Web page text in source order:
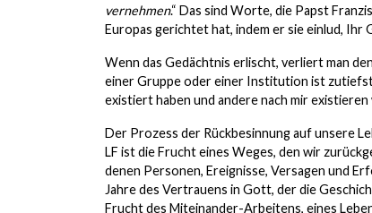
vernehmen.“ Das sind Worte, die Papst
Europas gerichtet hat, indem er sie einlud, Ihr
Wenn das Gedächtnis erlischt, verliert man
einer Gruppe oder einer Institution ist zutiefst
existiert haben und andere nach mir existieren
Der Prozess der Rückbesinnung auf unsere
LF ist die Frucht eines Weges, den wir
denen Personen, Ereignisse, Versagen und
Jahre des Vertrauens in Gott, der die
Frucht des Miteinander-Arbeitens, eines